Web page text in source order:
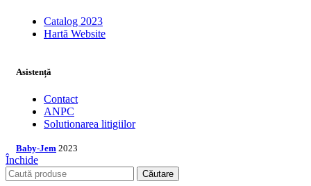
Catalog 2023
Hartă Website
Asistență
Contact
ANPC
Solutionarea litigiilor
Baby-Jem 2023
Închide
Căutare